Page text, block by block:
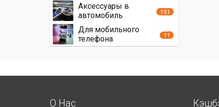
Аксессуары в
автомобиль
151
Для мобильного
телефона
11
О Нас